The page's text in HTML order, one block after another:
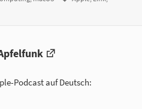
Podcast auf Deutsch: